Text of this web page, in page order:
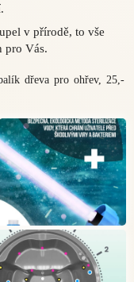
v přírodě, to vše
pro Vás.
dřeva pro ohřev, 25,-